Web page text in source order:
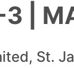
|
St.